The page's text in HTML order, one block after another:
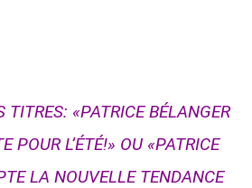
TITRES: «PATRICE BÉLANGER
POUR L’ÉTÉ!» OU «PATRICE
LA NOUVELLE TENDANCE